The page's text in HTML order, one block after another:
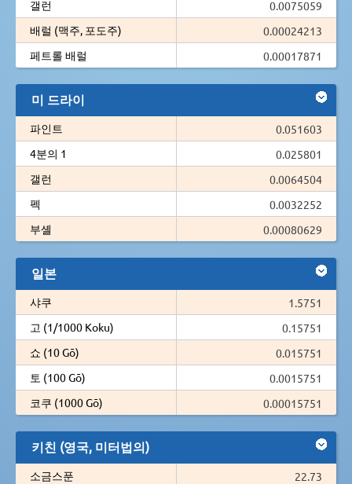
갤런
0.0075059
배럴 (맥주, 포도주)
0.00024213
페트롤 배럴
0.00017871
미 드라이
파인트
0.051603
4분의 1
0.025801
갤런
0.0064504
펙
0.0032252
부셸
0.00080629
일본
샤쿠
1.5751
고 (1/1000 Koku)
0.15751
쇼 (10 Gō)
0.015751
토 (100 Gō)
0.0015751
코쿠 (1000 Gō)
0.00015751
키친 (영국, 미터법의)
소금스푼
22.73